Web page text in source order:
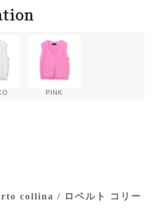
PINK
collina / ロベルト コリー